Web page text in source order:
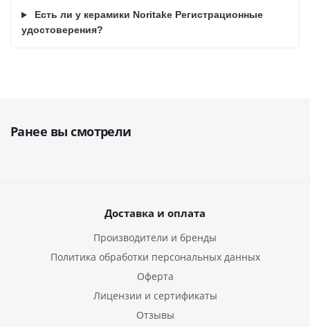
Есть ли у керамики Noritake Регистрационные
удостоверения?
Ранее вы смотрели
Доставка и оплата
Производители и бренды
Политика обработки персональных данных
Оферта
Лицензии и сертификаты
Отзывы